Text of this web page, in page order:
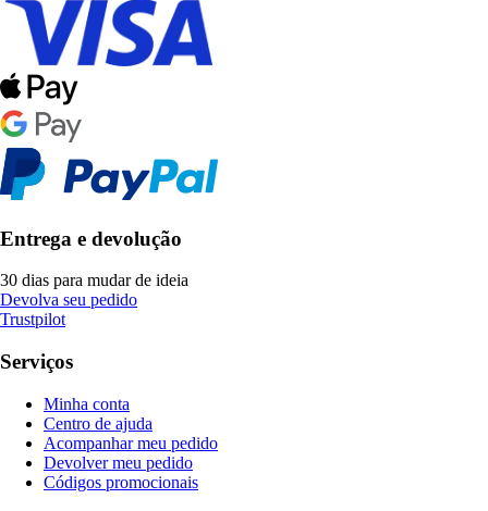
Entrega e devolução
30 dias para mudar de ideia
Devolva seu pedido
Trustpilot
Serviços
Minha conta
Centro de ajuda
Acompanhar meu pedido
Devolver meu pedido
Códigos promocionais